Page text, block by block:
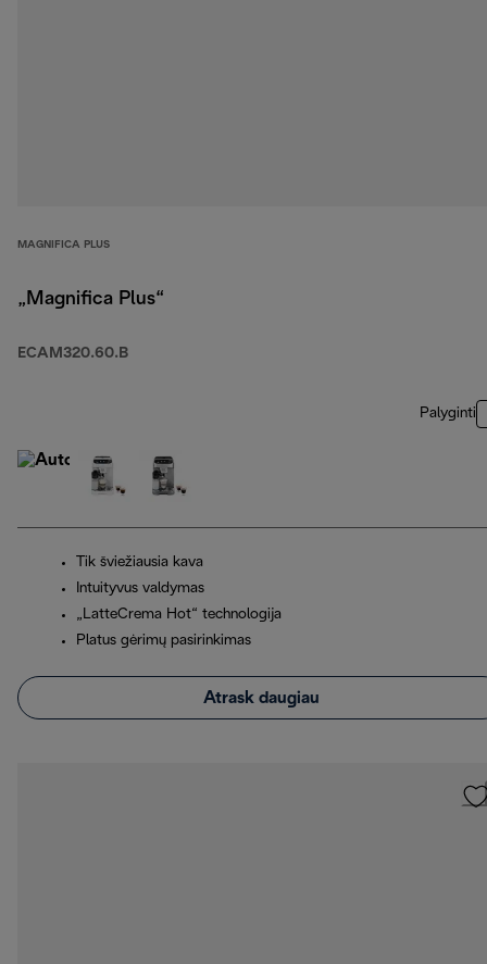
MAGNIFICA PLUS
„Magnifica Plus“
ECAM320.60.B
Palyginti
Tik šviežiausia kava
Intuityvus valdymas
„LatteCrema Hot“ technologija
Platus gėrimų pasirinkimas
Atrask daugiau